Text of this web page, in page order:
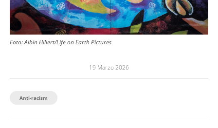
Foto: Albin Hillert/Life on Earth Pictures
19 Marzo 2026
Anti-racism